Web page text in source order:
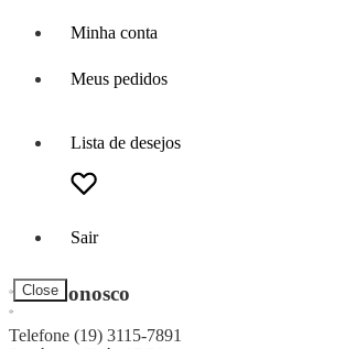
Minha conta
Meus pedidos
Lista de desejos
Sair
Close
Fale Conosco
Telefone (19) 3115-7891